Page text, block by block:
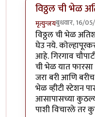
विठ्ठल ची भेळ
मृत्युन्जयबुधवार, 16/
In reply to
विठ्ठल ची भेळ
घेउ नये.
आहे. गिरगाव
ची भेळ यात फारसा
जरा बरी आणि
भेळ व्हीटी स्टेशन
आसापासच्या
पाशी विचारले तर